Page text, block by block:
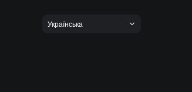
Українська